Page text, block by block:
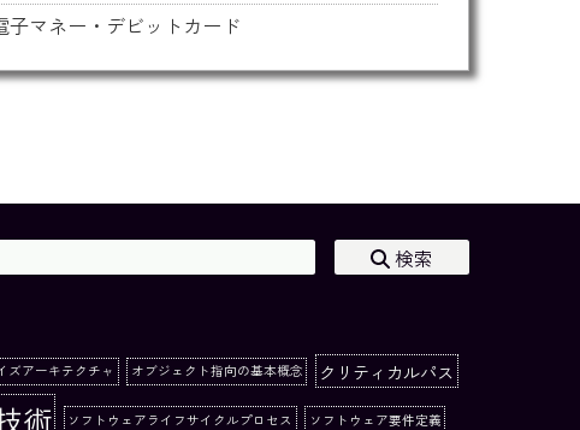
子マネー・デビットカード
検索
ズアーキテクチャ オブジェクト指向の基本概念 クリティカルパス
術 ソフトウェアライフサイクルプロセス ソフトウェア要件定義